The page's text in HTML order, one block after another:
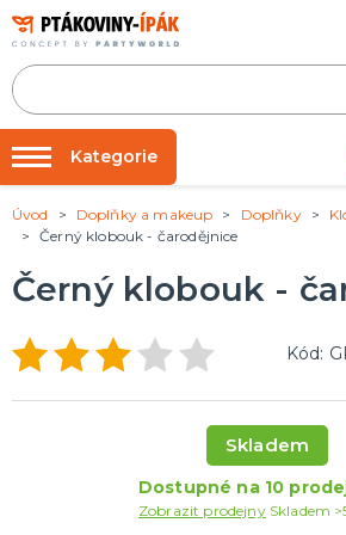
Půjčovna kostýmů
Nafukování balónků
Prodejny
Rozvoz
Kategorie
PÁRTY DOPLŇKY
Tématické párty
KARNEVALOVÉ KOSTÝMY
Kostýmy pro dospělé
Kostýmy pro děti
DOPLŇKY A MAKEUP
Make-up, dekorace na kůži, tetování,
Úvod Doplňky a makeup Doplňky
Černý klobouk - čarodějnice
Černý klobouk -
Kód:
Skladem
Dostupné na 10
Zobrazit prodejny Skladem